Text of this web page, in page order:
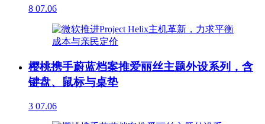
8 07.06
樱桃携手蔚蓝档案推爱丽丝主题外设系列，含
键盘、鼠标与桌垫
3 07.06